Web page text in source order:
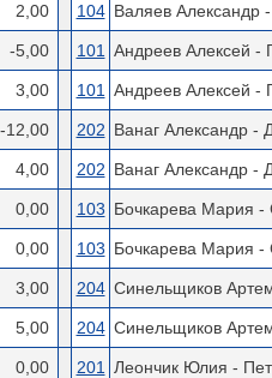
2,00 104 Валяев Александр
-5,00 101 Андреев Алексей -
3,00 101 Андреев Алексей -
-12,00 202 Ванаг Александр -
4,00 202 Ванаг Александр -
0,00 103 Бочкарева Мария -
0,00 103 Бочкарева Мария -
3,00 204 Синельщиков
5,00 204 Синельщиков
0,00 201 Леончик Юлия -